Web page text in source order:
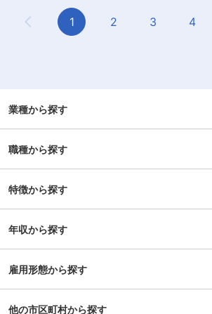
います。 ■当社の強み： ・地域の特性やお客様
のニーズに合わせた出店業態や出店地の計画で競
合店との差別化を図り、地域密着型のディスカウ
700店舗を出店する」目標を掲げ、本部と現場が
ってきており、新卒人気企業ランキングでは業界
別トップクラスに選出されました。 変更の範囲：
会社の定める業務
価に直結する実感を得られます。 ★若手からベテ
ランまで継続的な成長をサポートしています。人
材育成にも非常に力を入れております。 ■働き
■業務詳細： グロッサリー部門のチーフとして、
お客様にご満足いただける売場作りをして頂きま
す。 ■具体的には： ・商品陳列・補充 ・発注業
ション活動 ・スタッフ教育・管理 ・売上管理 ◎1
て、店舗運営業務をお任せします ■キャリアパ
ス： 年に一度、自己申告で様々な職種に挑戦でき
る制度も設けており、店長からスーパーバイザー
ェンジできます。 ◎若手向けの技術研修や中堅以
店舗実績と勤務態度をもとに評価し、チーフの場
合は4段階のグレードで評価します。グレードが
上がるにつれて、ご自身の評価・実力に合った店
舗運営のための頑張りがしっかりと評価され、更
Previous Page
1 2 3 4
業種から探す
職種から探す
特徴から探す
年収から探す
雇用形態から探す
他の市区町村から探す